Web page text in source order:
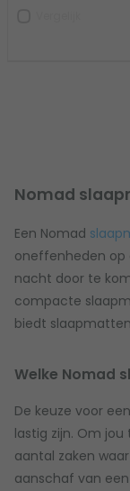
Nomad
Een Nomad
oneffenheden op
nacht door te
compacte
biedt
Welke Nomad
De keuze voor
lastig zijn. Om
aantal zaken
aanschaf van